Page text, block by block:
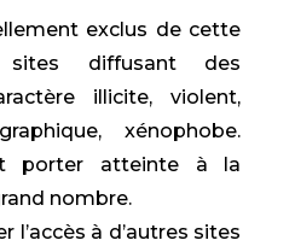
exclus de cette
sites diffusant des
illicite, violent,
xénophobe.
porter atteinte à la
nombre.
l’accès à d’autres sites